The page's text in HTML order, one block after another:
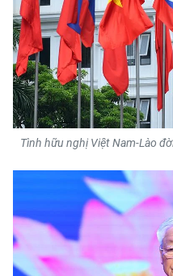
VỀ BÁO NHÂN DÂN
THỜI NAY
NHÂN DÂN CUỐI TUẦN
ĐỌC BÁO IN
Tình hữu nghị Việt Nam-Lào